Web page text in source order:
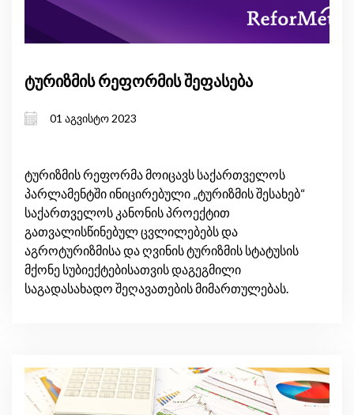
ტურიზმის რეფორმის შეფასება
01 აგვისტო 2023
ტურიზმის რეფორმა მოიცავს საქართველოს
პარლამენტში ინიცირებული „ტურიზმის შესახებ“
საქართველოს კანონის პროექტით
გათვალისწინებულ ცვლილებებს და
აგროტურიზმისა და ღვინის ტურიზმის სტატუსის
მქონე სუბიექტებისათვის დაგეგმილი
საგადასახადო შეღავათების მიმართულებას.